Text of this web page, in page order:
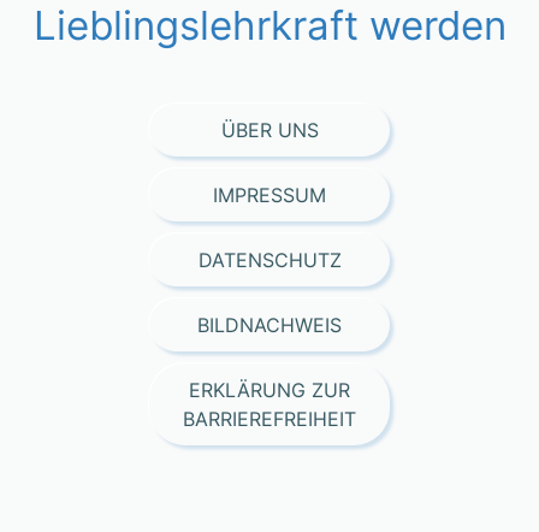
Lieblingslehrkraft werden
ÜBER UNS
IMPRESSUM
DATENSCHUTZ
BILDNACHWEIS
ERKLÄRUNG ZUR
BARRIEREFREIHEIT